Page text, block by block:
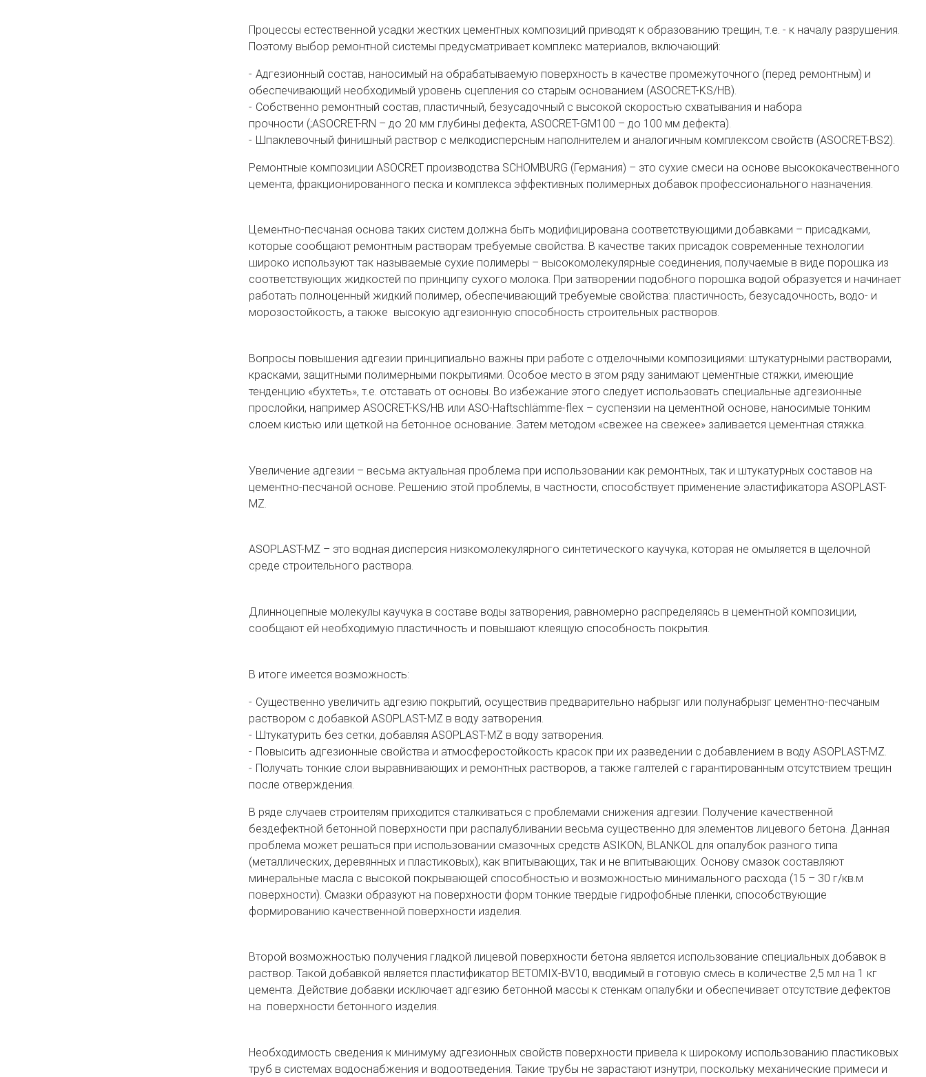
Процессы естественной усадки жестких цементных композиций приводят к образованию трещин, т.е. - к началу разрушения.
Поэтому выбор ремонтной системы предусматривает комплекс материалов, включающий:
Адгезионный состав, наносимый на обрабатываемую поверхность в качестве промежуточного (перед ремонтным) и
обеспечивающий необходимый уровень сцепления со старым основанием (ASOCRET-KS/HB).
Собственно ремонтный состав, пластичный, безусадочный с высокой скоростью схватывания и набора
прочности (;ASOCRET-RN – до 20 мм глубины дефекта, ASOCRET-GM100 – до 100 мм дефекта).
Шпаклевочный финишный раствор с мелкодисперсным наполнителем и аналогичным комплексом свойств (ASOCRET-BS2).
Ремонтные композиции ASOCRET производства SCHOMBURG (Германия) – это сухие смеси на основе высококачественного
цемента, фракционированного песка и комплекса эффективных полимерных добавок профессионального назначения.
Цементно-песчаная основа таких систем должна быть модифицирована соответствующими добавками – присадками,
которые сообщают ремонтным растворам требуемые свойства. В качестве таких присадок современные технологии
широко используют так называемые сухие полимеры – высокомолекулярные соединения, получаемые в виде порошка из
соответствующих жидкостей по принципу сухого молока. При затворении подобного порошка водой образуется и начинает
работать полноценный жидкий полимер, обеспечивающий требуемые свойства: пластичность, безусадочность, водо- и
морозостойкость, а также высокую адгезионную способность строительных растворов.
Вопросы повышения адгезии принципиально важны при работе с отделочными композициями: штукатурными растворами,
красками, защитными полимерными покрытиями. Особое место в этом ряду занимают цементные стяжки, имеющие
тенденцию «бухтеть», т.е. отставать от основы. Во избежание этого следует использовать специальные адгезионные
прослойки, например ASOCRET-KS/HB или ASO-Haftschlämme-flex – суспензии на цементной основе, наносимые тонким
слоем кистью или щеткой на бетонное основание. Затем методом «свежее на свежее» заливается цементная стяжка.
Увеличение адгезии – весьма актуальная проблема при использовании как ремонтных, так и штукатурных составов на
цементно-песчаной основе. Решению этой проблемы, в частности, способствует применение эластификатора ASOPLAST-
MZ.
ASOPLAST-MZ – это водная дисперсия низкомолекулярного синтетического каучука, которая не омыляется в щелочной
среде строительного раствора.
Длинноцепные молекулы каучука в составе воды затворения, равномерно распределяясь в цементной композиции,
сообщают ей необходимую пластичность и повышают клеящую способность покрытия.
В итоге имеется возможность:
Существенно увеличить адгезию покрытий, осуществив предварительно набрызг или полунабрызг цементно-песчаным
раствором с добавкой ASOPLAST-MZ в воду затворения.
Штукатурить без сетки, добавляя ASOPLAST-MZ в воду затворения.
Повысить адгезионные свойства и атмосферостойкость красок при их разведении с добавлением в воду ASOPLAST-MZ.
Получать тонкие слои выравнивающих и ремонтных растворов, а также галтелей с гарантированным отсутствием трещин
после отверждения.
В ряде случаев строителям приходится сталкиваться с проблемами снижения адгезии. Получение качественной
бездефектной бетонной поверхности при распалубливании весьма существенно для элементов лицевого бетона. Данная
проблема может решаться при использовании смазочных средств ASIKON, BLANKOL для опалубок разного типа
(металлических, деревянных и пластиковых), как впитывающих, так и не впитывающих. Основу смазок составляют
минеральные масла с высокой покрывающей способностью и возможностью минимального расхода (15 – 30 г/кв.м
поверхности). Смазки образуют на поверхности форм тонкие твердые гидрофобные пленки, способствующие
формированию качественной поверхности изделия.
Второй возможностью получения гладкой лицевой поверхности бетона является использование специальных добавок в
раствор. Такой добавкой является пластификатор BETOMIX-BV10, вводимый в готовую смесь в количестве 2,5 мл на 1 кг
цемента. Действие добавки исключает адгезию бетонной массы к стенкам опалубки и обеспечивает отсутствие дефектов
на поверхности бетонного изделия.
Необходимость сведения к минимуму адгезионных свойств поверхности привела к широкому использованию пластиковых
труб в системах водоснабжения и водоотведения. Такие трубы не зарастают изнутри, поскольку механические примеси и